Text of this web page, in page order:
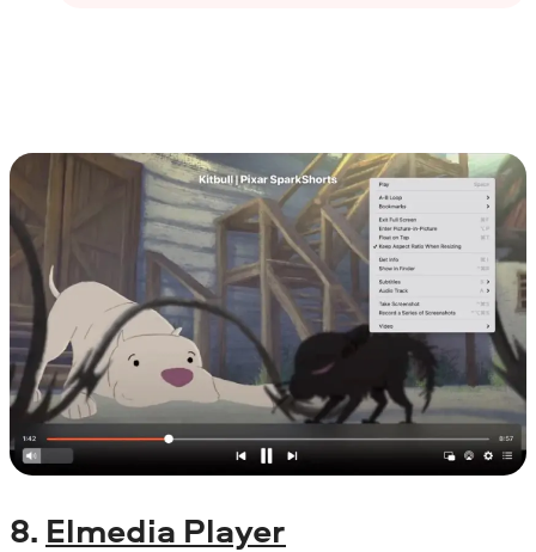
8. Elmedia Player